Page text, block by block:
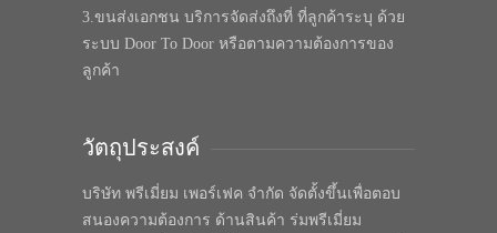
3.ขนส่งเอกชน บริการจัดส่งถึงที่ ที่ลูกค้าระบุ ด้วย
ระบบ Door To Door หรือตามความต้องการของ
ลูกค้า
วัตถุประสงค์
บริษัท พรีเมี่ยม เพอร์เฟค จำกัด จัดตั้งขึ้นเพื่อตอบ
สนองความต้องการ ด้านสินค้า ร่มพรีเมี่ยม